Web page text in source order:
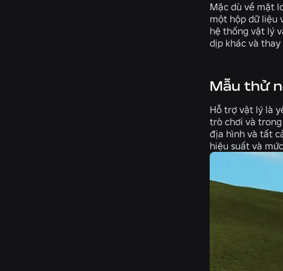
Mặc dù về mặt
một hộp dữ liệu
hệ thống vật lý
dịp khác và
Mẫu thử
Hỗ trợ vật lý là
trò chơi và
địa hình và tất
hiệu suất và